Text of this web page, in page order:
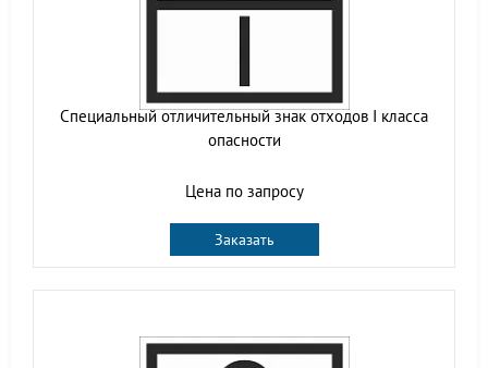
Специальный отличительный знак отходов I класса
опасности
Цена по запросу
Заказать